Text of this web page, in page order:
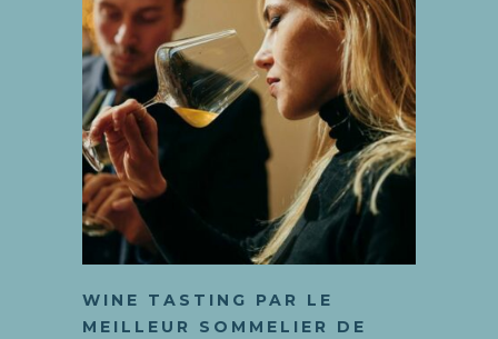
WINE TASTING PAR LE
MEILLEUR SOMMELIER DE